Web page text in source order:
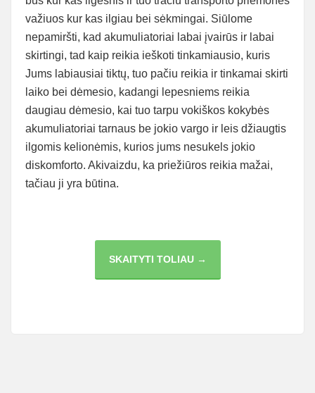
važiuos kur kas ilgiau bei sėkmingai. Siūlome
nepamiršti, kad akumuliatoriai labai įvairūs ir labai
skirtingi, tad kaip reikia ieškoti tinkamiausio, kuris
Jums labiausiai tiktų, tuo pačiu reikia ir tinkamai skirti
laiko bei dėmesio, kadangi lepesniems reikia
daugiau dėmesio, kai tuo tarpu vokiškos kokybės
akumuliatoriai tarnaus be jokio vargo ir leis džiaugtis
ilgomis kelionėmis, kurios jums nesukels jokio
diskomforto. Akivaizdu, ka priežiūros reikia mažai,
tačiau ji yra būtina.
SKAITYTI TOLIAU →
–